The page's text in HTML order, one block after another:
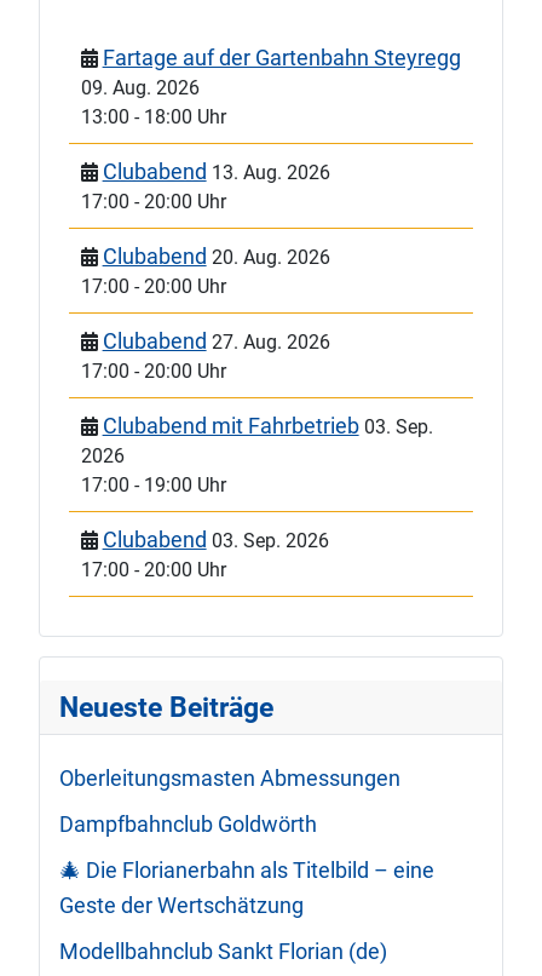
Fartage auf der Gartenbahn Steyregg
09. Aug. 2026
13:00 - 18:00 Uhr
Clubabend 13. Aug. 2026
17:00 -20:00 Uhr
Clubabend 20. Aug. 2026
17:00 -20:00 Uhr
Clubabend 27. Aug. 2026
17:00 -20:00 Uhr
Clubabend mit Fahrbetrieb 03. Sep.
2026
17:00 - 19:00 Uhr
Clubabend 03. Sep. 2026
17:00 -20:00 Uhr
Neueste Beiträge
Oberleitungsmasten Abmessungen
Dampfbahnclub Goldwörth
🎄 Die Florianerbahn als Titelbild – eine
Geste der Wertschätzung
Modellbahnclub Sankt Florian (de)